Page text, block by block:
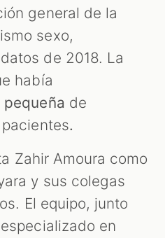
general de la
sexo,
de 2018. La
había
de
.
Zahir Amoura como
y sus colegas
El equipo, junto
en